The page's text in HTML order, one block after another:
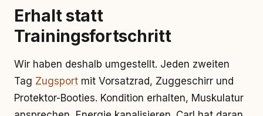
Erhalt statt
Trainingsfortschritt
Wir haben deshalb umgestellt. Jeden zweiten
Tag Zugsport mit Vorsatzrad, Zuggeschirr und
Protektor-Booties. Kondition erhalten, Muskulatur